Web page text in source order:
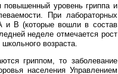
повышенный уровень гриппа и
При лабораторных
и В (которые вошли в состав
неделе отмечается рост
возраста.
гриппом, то заболевание
населения Управлением